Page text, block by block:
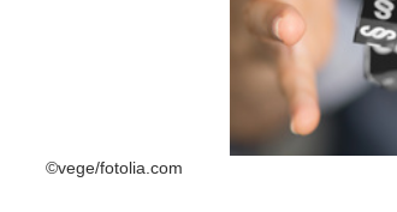
©vege/fotolia.com